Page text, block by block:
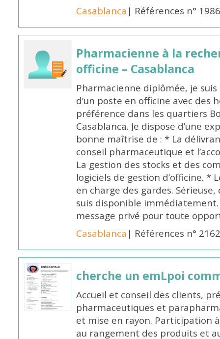
Casablanca | Références n°
Pharmacienne à la
officine – Casablanca
Pharmacienne diplômée, je
d’un poste en officine avec des
préférence dans les quartiers
Casablanca. Je dispose d’une
bonne maîtrise de : * La
conseil pharmaceutique et
La gestion des stocks et des
logiciels de gestion d’officine. *
en charge des gardes.
suis disponible
message privé pour toute
Casablanca | Références n°
cherche un emLpoi
Accueil et conseil des clients,
pharmaceutiques et
et mise en rayon. Participation
au rangement des produits et